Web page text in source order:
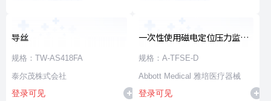
导丝
规格：TW-AS418FA
泰尔茂株式会社
登录可见
一次性使用磁电定位压力监测
射频消融导管
规格：A-TFSE-D
Abbott Medical 雅培医疗器械
登录可见